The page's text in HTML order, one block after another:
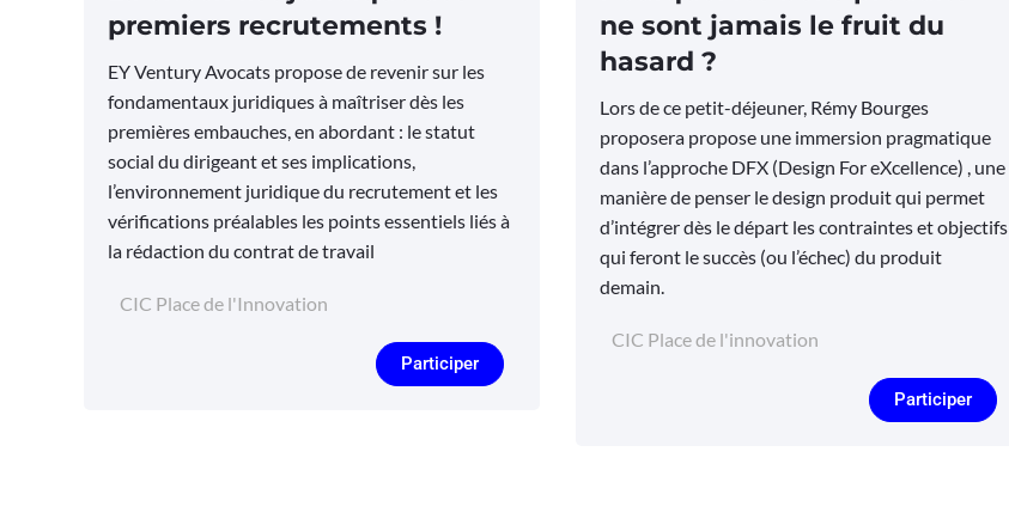
premiers recrutements !
EY Ventury Avocats propose de revenir sur les
fondamentaux juridiques à maîtriser dès les
premières embauches, en abordant : le statut
social du dirigeant et ses implications,
l’environnement juridique du recrutement et les
vérifications préalables les points essentiels liés à
la rédaction du contrat de travail
CIC Place de l'Innovation
Participer
ne sont jamais le fruit du
hasard ?
Lors de ce petit-déjeuner, Rémy Bourges
proposera propose une immersion pragmatique
dans l’approche DFX (Design For eXcellence) , une
manière de penser le design produit qui permet
d’intégrer dès le départ les contraintes et objectifs
qui feront le succès (ou l’échec) du produit
demain.
CIC Place de l'innovation
Participer